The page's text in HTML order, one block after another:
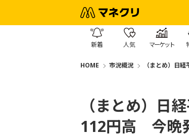
新着 人気 マーケット
HOME 市況概況 （まとめ）日
（まとめ）日
112円高 今晩